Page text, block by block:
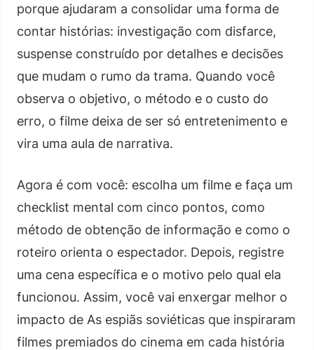
porque ajudaram a consolidar uma forma de
contar histórias: investigação com disfarce,
suspense construído por detalhes e decisões
que mudam o rumo da trama. Quando você
observa o objetivo, o método e o custo do
erro, o filme deixa de ser só entretenimento e
vira uma aula de narrativa.
Agora é com você: escolha um filme e faça um
checklist mental com cinco pontos, como
método de obtenção de informação e como o
roteiro orienta o espectador. Depois, registre
uma cena específica e o motivo pelo qual ela
funcionou. Assim, você vai enxergar melhor o
impacto de As espiãs soviéticas que inspiraram
filmes premiados do cinema em cada história